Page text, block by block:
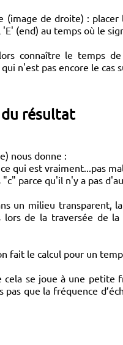
(image de droite) :
(end) au temps où le
connaître le temps
n'est pas encore le cas
du résultat
nous donne :
qui est vraiment...pas
parce qu'il n'y a pas
un milieu transparent,
lors de la traversée de
fait le calcul pour un
cela se joue à une petite
pas que la fréquence